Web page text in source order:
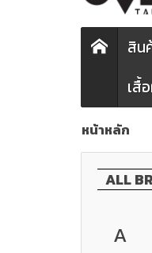
สิน
เสื้
หน้าหลัก
ALL
A